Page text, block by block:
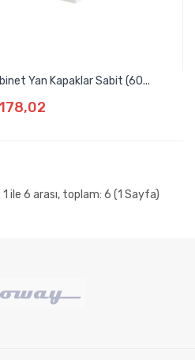
Yan Kapaklar Sabit (60...
ile 6 arası, toplam: 6 (1 Sayfa)